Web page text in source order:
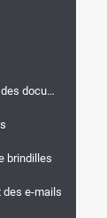
Traitement des documents
brindilles
des e-mails